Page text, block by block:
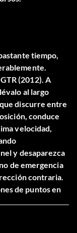
tiempo,
(2012). A
al largo
discurre entre
conduce
velocidad,
y desaparezca
de emergencia
contraria.
de puntos en